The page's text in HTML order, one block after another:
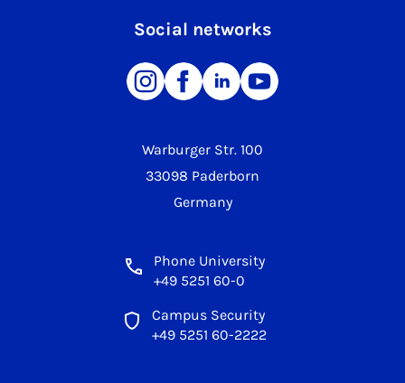
Warburger Str. 100
33098 Paderborn
Germany
Phone University
+49 5251 60-0
Campus Security
+49 5251 60-2222
Social networks